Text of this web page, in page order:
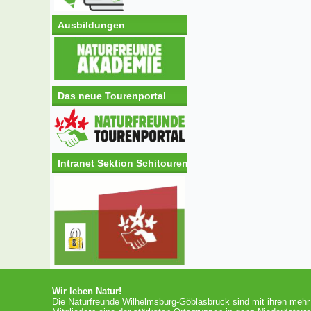
Ausbildungen
Das neue Tourenportal
Intranet Sektion Schitouren
Wir leben Natur!
Die Naturfreunde Wilhelmsburg-Göblasbruck sind mit ihren